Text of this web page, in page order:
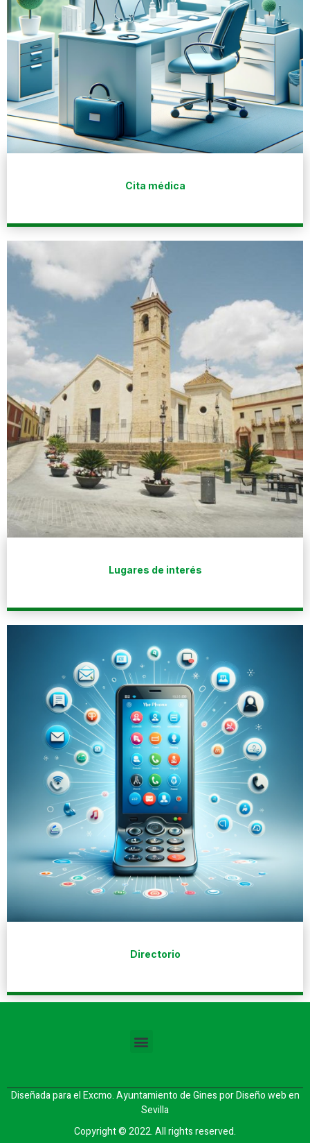
Cita médica
Lugares de interés
Directorio
Diseñada para el Excmo. Ayuntamiento de Gines porDiseño web en
Sevilla
Copyright © 2022. All rights reserved.